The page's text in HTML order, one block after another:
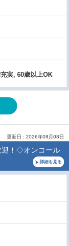
実, 60歳以上OK
更新日 : 2026年08月08日
迎！◇オンコール
詳細を見る